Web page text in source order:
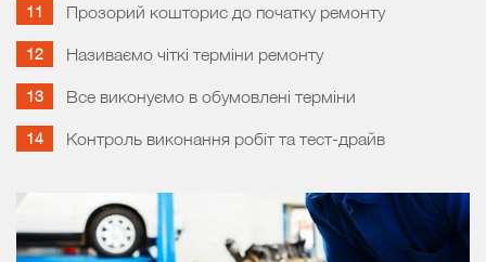
Прозорий кошторис до початку ремонту
Називаємо чіткі терміни ремонту
Все виконуємо в обумовлені терміни
Контроль виконання робіт та тест-драйв